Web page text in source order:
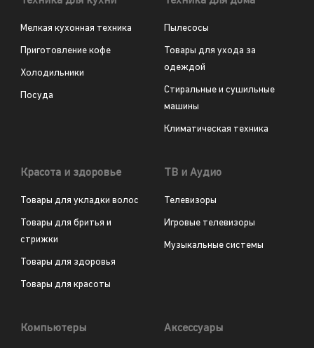
Мелкая кухонная техника
Приготовление кофе
Холодильники
Посуда
Пылесосы
Товары для ухода за
одеждой
Стиральные и сушильные
машины
Климатическая техника
Красота и здоровье
Товары для укладки волос
Товары для бритья и
стрижки
Товары для здоровья
Товары для красоты
ТВ и Аудио
Телевизоры
Игровые телевизоры
Музыкальные системы
Компьютеры Аксессуары